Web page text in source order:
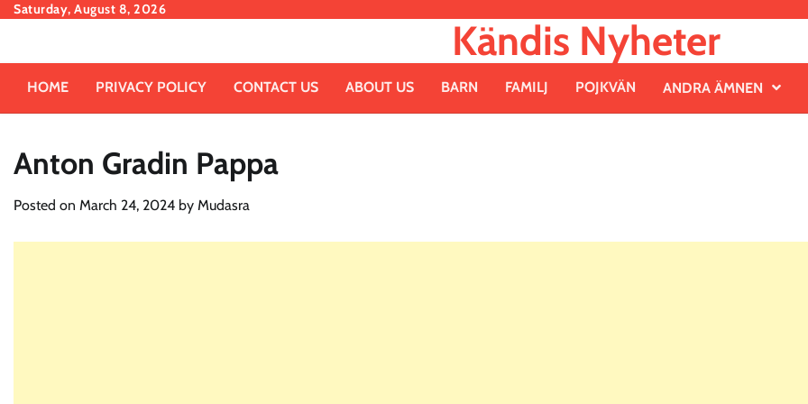
SkipSaturday, August 8, 2026
Kändis Nyheter
HOME PRIVACY POLICY CONTACT US ABOUT US BARN FAMILJ POJKVÄN ANDRA ÄMNEN
Anton Gradin Pappa
Posted on March 24, 2024 by Mudasra